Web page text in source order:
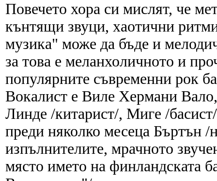
Повечето хора си мислят, че
кънтящи звуци, хаотични
музика" може да бъде и
за това е меланхоличното и
популярните съвременни рок
Вокалист е Виле Хермани Вало,
Линде /китарист/, Миге /
преди няколко месеца Бъртън
изпълнителите, мрачното
място името на финландската